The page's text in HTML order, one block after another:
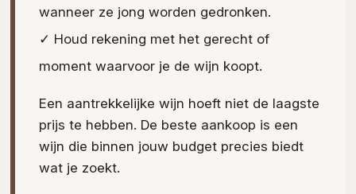
wanneer ze jong worden gedronken.
✓ Houd rekening met het gerecht of
moment waarvoor je de wijn koopt.
Een aantrekkelijke wijn hoeft niet de laagste
prijs te hebben. De beste aankoop is een
wijn die binnen jouw budget precies biedt
wat je zoekt.